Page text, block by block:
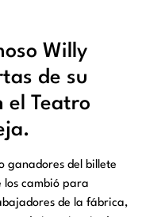
Willy
de su
el Teatro
ganadores del billete
cambió para
de la fábrica,